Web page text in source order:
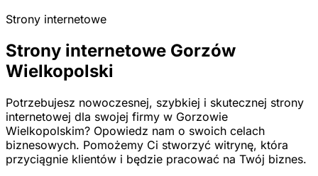
Strony internetowe
Strony internetowe Gorzów
Wielkopolski
Potrzebujesz nowoczesnej, szybkiej i skutecznej strony
internetowej dla swojej firmy w Gorzowie
Wielkopolskim? Opowiedz nam o swoich celach
biznesowych. Pomożemy Ci stworzyć witrynę, która
przyciągnie klientów i będzie pracować na Twój biznes.